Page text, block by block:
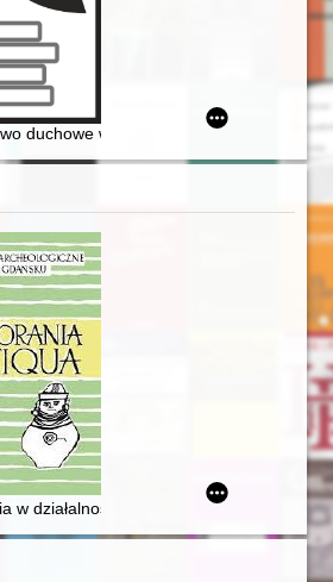
and cons of the life of scientifist's
niezłomnej Ballali Radziwiłł
duchowe w Biblii, posłudze św. Ojca
modern period
historii zoologii w XIX wieku =
to the Polish People’s Republic
osobowości i dwa wzorce dla
w działalności Towarzystwa